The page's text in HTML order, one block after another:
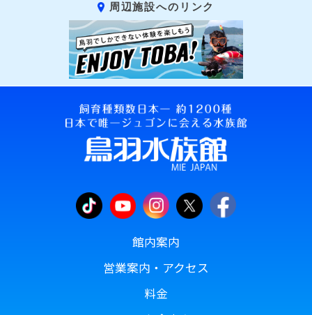
周辺施設へのリンク
館内案内
営業案内・アクセス
料金